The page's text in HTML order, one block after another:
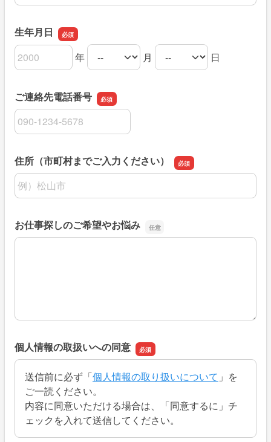
生年月日
生年月日の年 年
生年月日の月 月
生年月日の日 日
ご連絡先電話番号
ご連絡先電話番号
住所（市町村までご入力ください）
住所（市町村までご入力ください）
お仕事探しのご希望やお悩み
お仕事探しのご希望やお悩み
個人情報の取扱いへの同意
送信前に必ず「個人情報の取り扱いについて 」を
ご一読ください。
内容に同意いただける場合は、「同意するに」チ
ェックを入れて送信してください。